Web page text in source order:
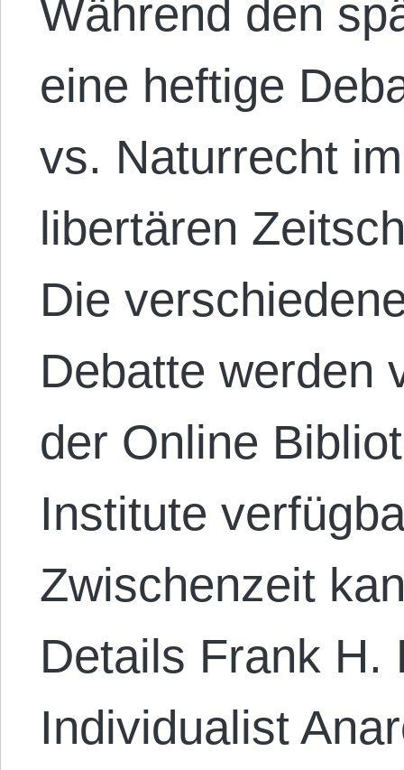
Während den
eine heftige
vs. Naturrecht
libertären
Die
Debatte werden
der Online
Institute
Zwischenzeit
Details Frank H.
Individualist